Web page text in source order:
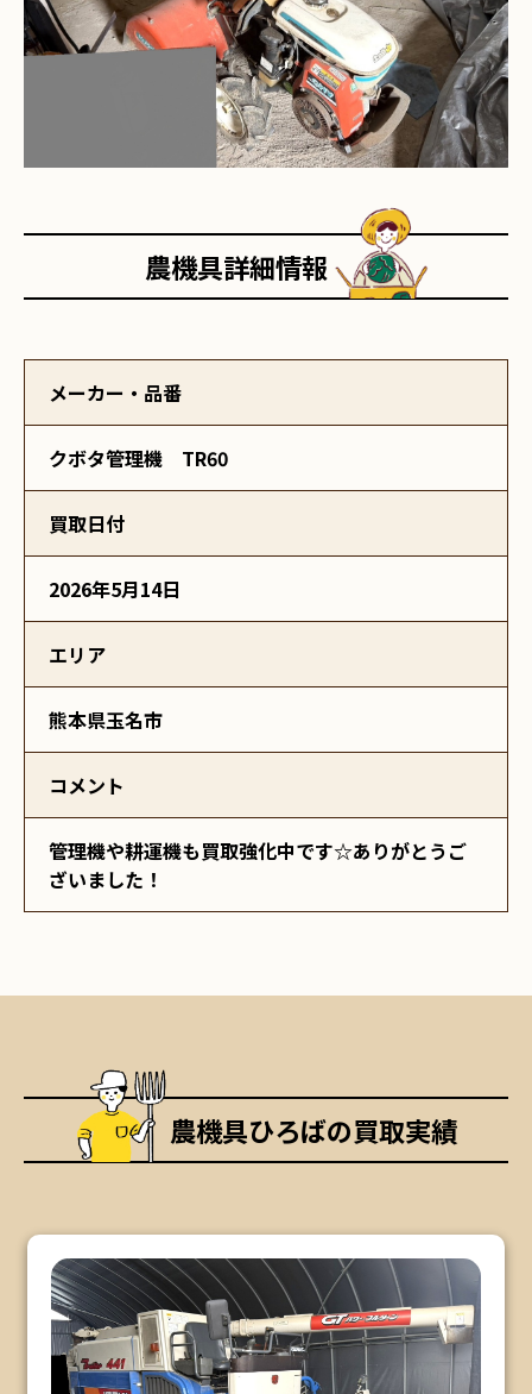
農機具詳細情報
メーカー・品番
クボタ管理機 TR60
買取日付
2026年5月14日
エリア
熊本県玉名市
コメント
管理機や耕運機も買取強化中です☆ありがとうご
ざいました！
農機具ひろばの買取実績